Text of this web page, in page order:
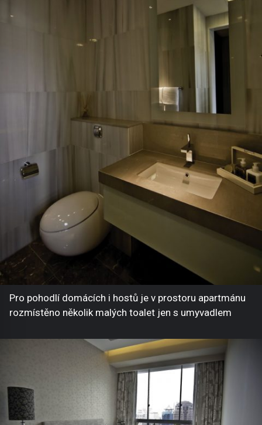
Pro pohodlí domácích i hostů je v prostoru apartmánu
rozmístěno několik malých toalet jen s umyvadlem